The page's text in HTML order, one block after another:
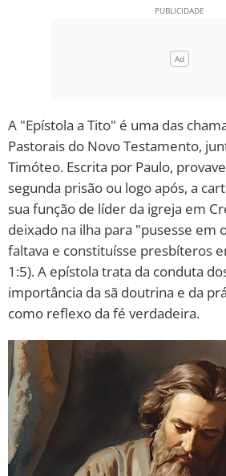
A "Epístola a Tito" é uma das
Pastorais do Novo Testamento,
Timóteo. Escrita por Paulo,
segunda prisão ou logo após, a
sua função de líder da igreja em
deixado na ilha para "pusesse em
faltava e constituísse presbíteros
1:5). A epístola trata da conduta
importância da sã doutrina e da
como reflexo da fé verdadeira.